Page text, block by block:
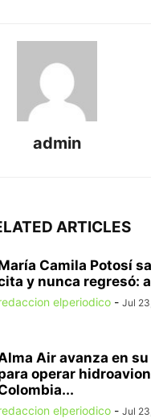
admin
ARTICLES
Camila Potosí
y nunca regresó:
elperiodico - Jul
Air avanza en
operar
elperiodico - Jul